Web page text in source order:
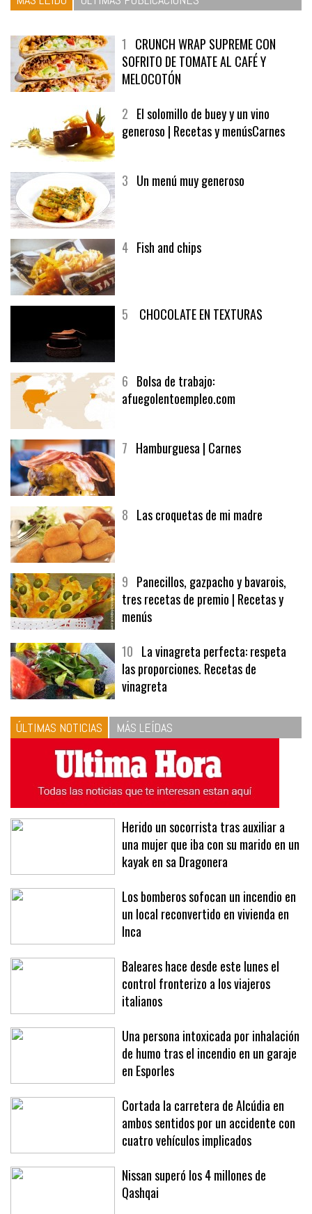
1 CRUNCH WRAP SUPREME CON
SOFRITO DE TOMATE AL CAFÉ Y
MELOCOTÓN
2 El solomillo de buey y un vino
generoso | Recetas y menúsCarnes
3 Un menú muy generoso
4 Fish and chips
5 CHOCOLATE EN TEXTURAS
6 Bolsa de trabajo:
afuegolentoempleo.com
7 Hamburguesa | Carnes
8 Las croquetas de mi madre
9 Panecillos, gazpacho y bavarois,
tres recetas de premio | Recetas y
menús
10 La vinagreta perfecta: respeta
las proporciones. Recetas de
vinagreta
ÚLTIMAS NOTICIAS MÁS LEÍDAS
Herido un socorrista tras auxiliar a
una mujer que iba con su marido en un
kayak en sa Dragonera
Los bomberos sofocan un incendio en
un local reconvertido en vivienda en
Inca
Baleares hace desde este lunes el
control fronterizo a los viajeros
italianos
Una persona intoxicada por inhalación
de humo tras el incendio en un garaje
en Esporles
Cortada la carretera de Alcúdia en
ambos sentidos por un accidente con
cuatro vehículos implicados
Nissan superó los 4 millones de
Qashqai